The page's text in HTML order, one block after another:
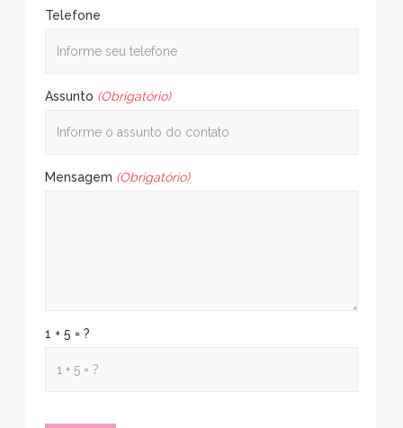
Telefone
Assunto (Obrigatório)
Mensagem (Obrigatório)
1 + 5 = ?